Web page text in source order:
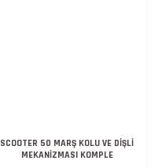
SCOOTER 50 MARŞ KOLU VE DİŞLİ
MEKANİZMASI KOMPLE